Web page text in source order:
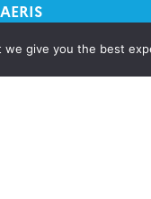
appel à projets
we give you the best